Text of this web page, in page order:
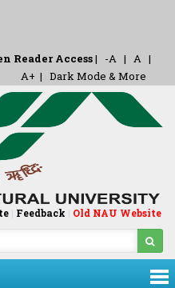
Reader Access| -A | A |
A+ | Dark Mode & More
| Feedback | Old NAU Website